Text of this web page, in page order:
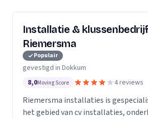
Installatie & klussenbedrijf
Riemersma
Populair
gevestigd in Dokkum
8,0Moving Score 4 reviews
Riemersma installaties is
het gebied van cv installaties,